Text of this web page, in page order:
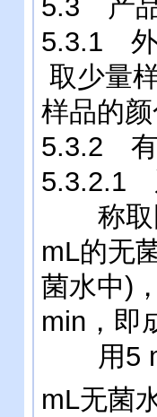
5.3 产
5.3.1 外
取少量
样品的
5.3.2 有
5.3.2.1
称取固
mL的无
菌水中)
min，即
用5
mL无菌